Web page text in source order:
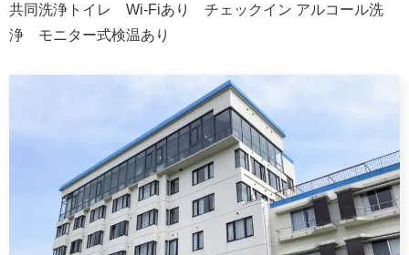
共同洗浄トイレ Wi-Fiあり チェックイン アルコール洗
浄 モニター式検温あり